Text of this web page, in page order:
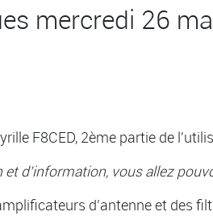
mercredi 26
F8CED, 2ème partie de
et d'information, vous allez
d'antenne et des